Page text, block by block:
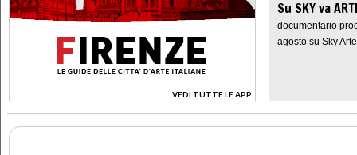
VEDI TUTTE LE APP
>
Su SKY va
documentario
agosto su Sky Arte